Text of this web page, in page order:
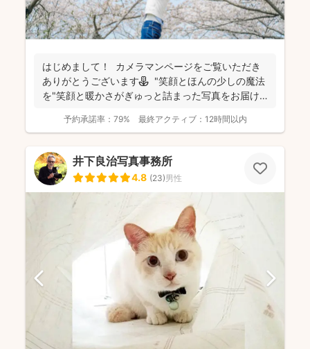
はじめまして！ カメラマンページをご覧いただき
ありがとうございます⚘ "笑顔とほんの少しの魔法
を"笑顔と暖かさがぎゅっと詰まった写真をお届け
予約承諾率： 79% 最終アクティブ： 12時間以内
井下良治写真事務所
4.8 (23)男性